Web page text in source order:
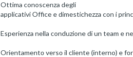
Ottima conoscenza degli
applicativi Office e dimestichezza con i
Esperienza nella conduzione di un team e
Orientamento verso il cliente (interno) e